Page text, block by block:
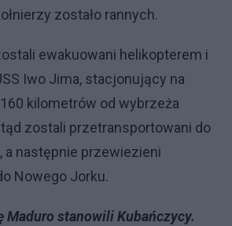
zostało rannych.
ewakuowani helikopterem i
Iwo Jima, stacjonujący na
160 kilometrów od wybrzeża
zostali przetransportowani do
a następnie przewiezieni
Nowego Jorku.
Maduro stanowili Kubańczycy.